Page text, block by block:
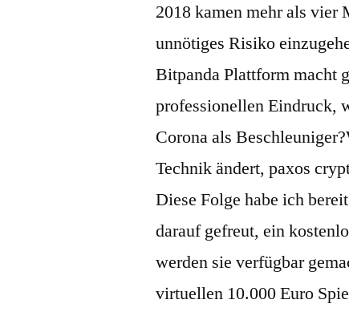
2018 kamen mehr als
unnötiges Risiko
Bitpanda Plattform macht
professionellen Eindruck,
Corona als
Technik ändert, paxos
Diese Folge habe ich
darauf gefreut, ein
werden sie verfügbar
virtuellen 10.000 Euro